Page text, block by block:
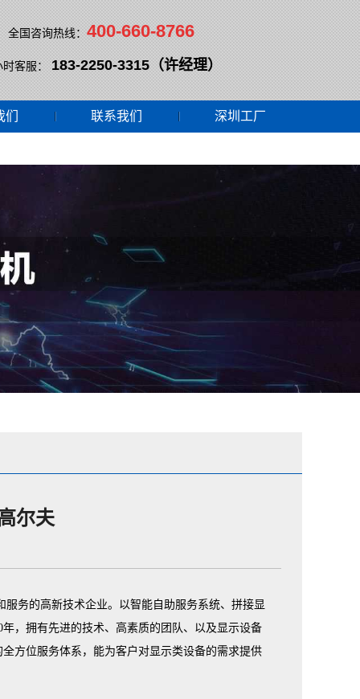
全国咨询热线： 400-660-8766
客服： 183-2250-3315（许经理）
联系我们 深圳工厂
尔夫
务的高新技术企业。以智能自助服务系统、拼接显
，拥有先进的技术、高素质的团队、以及显示设备
方位服务体系，能为客户对显示类设备的需求提供